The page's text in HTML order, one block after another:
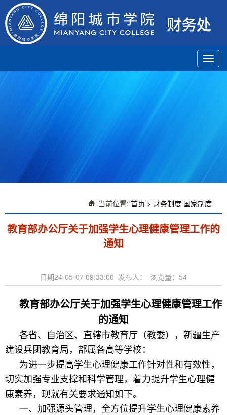
当前位置: 首页 > 财务制度 国家制度
教育部办公厅关于加强学生心理健康管理工作的
通知
日期24-05-07 09:33:00 发布人： 浏览量： 54
教育部办公厅关于加强学生心理健康管理工作
的通知
各省、自治区、直辖市教育厅（教委），新疆生产
建设兵团教育局，部属各高等学校：
为进一步提高学生心理健康工作针对性和有效性，
切实加强专业支撑和科学管理，着力提升学生心理健
康素养，现就有关要求通知如下。
一、加强源头管理，全方位提升学生心理健康素养